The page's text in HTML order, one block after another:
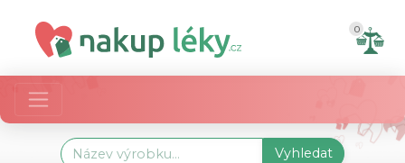
0
Vyhledat